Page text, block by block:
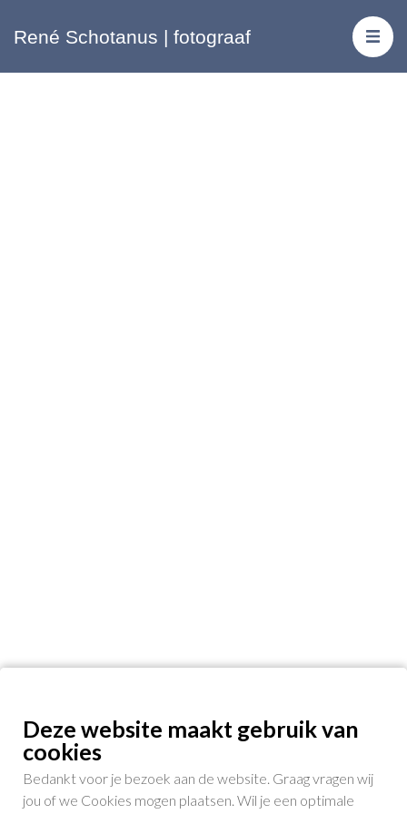
René Schotanus | fotograaf
Deze website maakt gebruik van
cookies
Bedankt voor je bezoek aan de website. Graag vragen wij
jou of we Cookies mogen plaatsen. Wil je een optimale